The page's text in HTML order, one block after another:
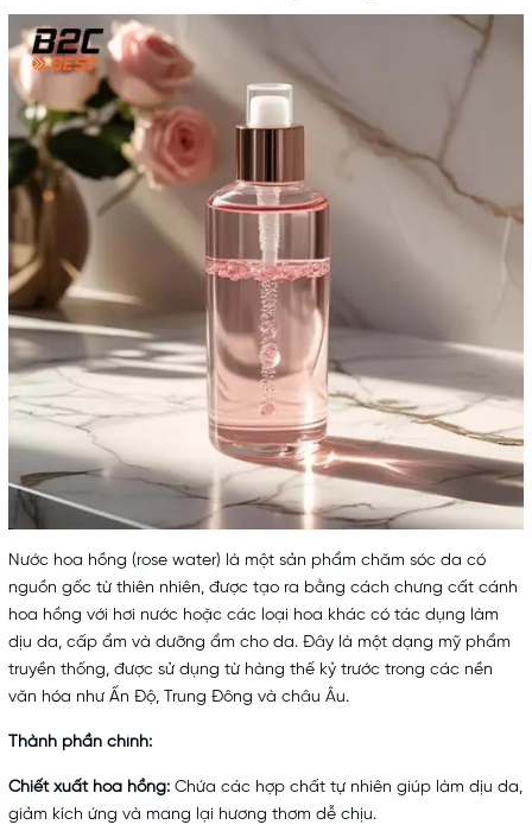
Nước hoa hồng (rose water) là một sản phẩm chăm sóc da có
nguồn gốc từ thiên nhiên, được tạo ra bằng cách chưng cất cánh
hoa hồng với hơi nước hoặc các loại hoa khác có tác dụng làm
dịu da, cấp ẩm và dưỡng ẩm cho da. Đây là một dạng mỹ phẩm
truyền thống, được sử dụng từ hàng thế kỷ trước trong các nền
văn hóa như Ấn Độ, Trung Đông và châu Âu.
Thành phần chính:
Chiết xuất hoa hồng: Chứa các hợp chất tự nhiên giúp làm dịu da,
giảm kích ứng và mang lại hương thơm dễ chịu.